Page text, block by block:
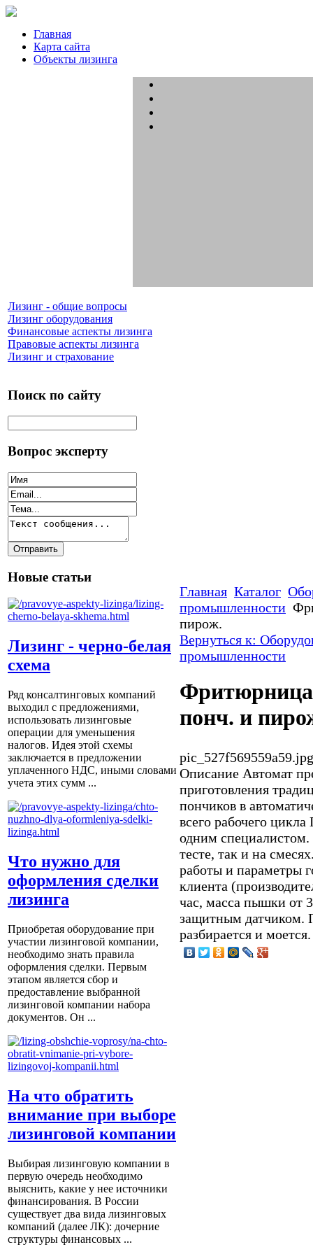
Главная
Карта сайта
Объекты лизинга
Лизинг - общие вопросы
Лизинг оборудования
Финансовые аспекты лизинга
Правовые аспекты лизинга
Лизинг и страхование
Поиск по сайту
Вопрос эксперту
Новые статьи
Лизинг - черно-белая
схема
Ряд консалтинговых компаний
выходил с предложениями,
использовать лизинговые
операции для уменьшения
налогов. Идея этой схемы
заключается в предложении
уплаченного НДС, иными словами
учета этих сумм ...
Что нужно для
оформления сделки
лизинга
Приобретая оборудование при
участии лизинговой компании,
необходимо знать правила
оформления сделки. Первым
этапом является сбор и
предоставление выбранной
лизинговой компании набора
документов. Он ...
На что обратить
внимание при выборе
лизинговой компании
Выбирая лизинговую компании в
первую очередь необходимо
выяснить, какие у нее источники
финансирования. В России
существует два вида лизинговых
компаний (далее ЛК): дочерние
структуры финансовых ...
Главная Каталог
промышленности
пирож.
Вернуться к:
промышленности
понч. и
pic_527f569559a59.jpg
Описание Автомат
приготовления
пончиков в
всего рабочего
одним
тесте, так и на
работы и параметры
клиента
час, масса пышки от
защитным датчиком.
разбирается и